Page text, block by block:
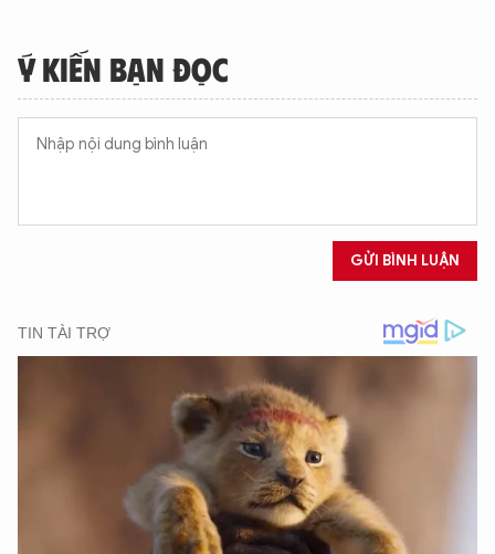
Ý KIẾN BẠN ĐỌC
GỬI BÌNH LUẬN